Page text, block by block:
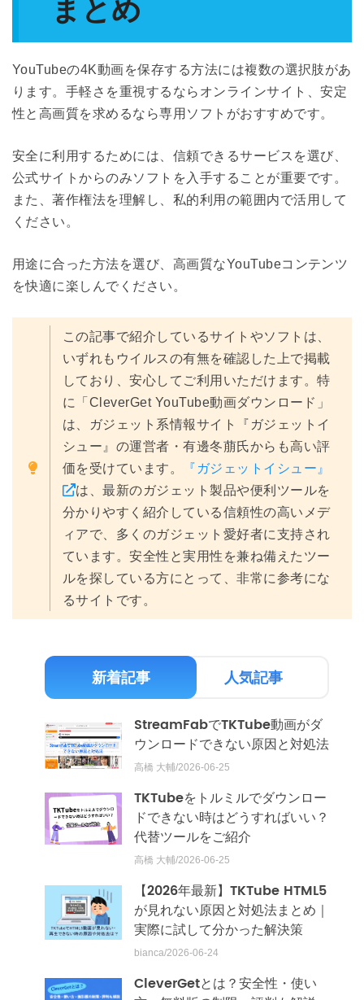
まとめ
YouTubeの4K動画を保存する方法には複数の選択肢があ
ります。手軽さを重視するならオンラインサイト、安定
性と高画質を求めるなら専用ソフトがおすすめです。
安全に利用するためには、信頼できるサービスを選び、
公式サイトからのみソフトを入手することが重要です。
また、著作権法を理解し、私的利用の範囲内で活用して
ください。
用途に合った方法を選び、高画質なYouTubeコンテンツ
を快適に楽しんでください。
この記事で紹介しているサイトやソフトは、
いずれもウイルスの有無を確認した上で掲載
しており、安心してご利用いただけます。特
に「CleverGet YouTube動画ダウンロード」
は、ガジェット系情報サイト『ガジェットイ
シュー』の運営者・有邊冬萠氏からも高い評
価を受けています。
『ガジェットイシュー』
は、最新のガジェット製品や便利ツールを
分かりやすく紹介している信頼性の高いメデ
ィアで、多くのガジェット愛好者に支持され
ています。安全性と実用性を兼ね備えたツー
ルを探している方にとって、非常に参考にな
るサイトです。
新着記事 人気記事
StreamFabでTKTube動画がダ
ウンロードできない原因と対処法
高橋 大輔/2026-06-25
TKTubeをトルミルでダウンロー
ドできない時はどうすればいい？
代替ツールをご紹介
高橋 大輔/2026-06-25
【2026年最新】TKTube HTML5
が見れない原因と対処法まとめ｜
実際に試して分かった解決策
bianca/2026-06-24
CleverGetとは？安全性・使い